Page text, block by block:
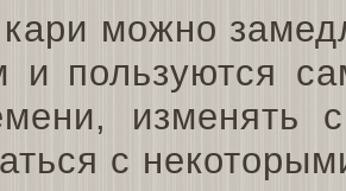
можно
и пользуются
изменять
с